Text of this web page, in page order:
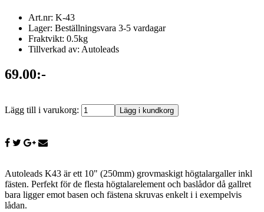
Art.nr: K-43
Lager: Beställningsvara 3-5 vardagar
Fraktvikt: 0.5kg
Tillverkad av: Autoleads
69.00:-
Lägg till i varukorg:
Autoleads K43 är ett 10" (250mm) grovmaskigt högtalargaller inkl
fästen. Perfekt för de flesta högtalarelement och baslådor då gallret
bara ligger emot basen och fästena skruvas enkelt i i exempelvis
lådan.